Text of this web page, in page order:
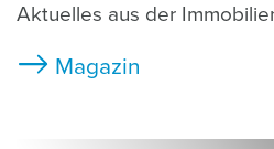
Aktuelles aus der
Magazin